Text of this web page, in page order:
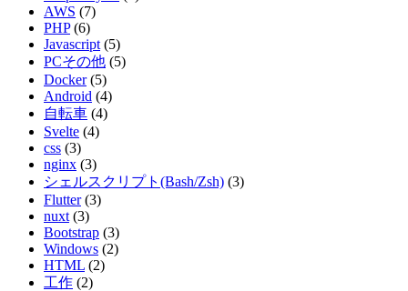
AWS (7)
PHP (6)
Javascript (5)
PCその他 (5)
Docker (5)
Android (4)
自転車 (4)
Svelte (4)
css (3)
nginx (3)
シェルスクリプト(Bash/Zsh) (3)
Flutter (3)
nuxt (3)
Bootstrap (3)
Windows (2)
HTML (2)
工作 (2)